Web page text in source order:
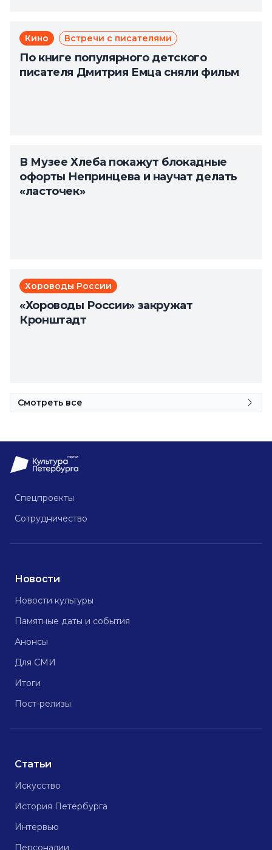
Кино Встречи с писателями
По книге популярного детского
писателя Дмитрия Емца сняли фильм
В Музее Хлеба покажут блокадные
офорты Непринцева и научат делать
«ласточек»
Хороводы России
«Хороводы России» закружат
Кронштадт
Смотреть все
Спецпроекты
Сотрудничество
Новости
Новости культуры
Памятные даты и события
Анонсы
Для СМИ
Итоги
Пост-релизы
Статьи
Искусство
История Петербурга
Интервью
Персоналии